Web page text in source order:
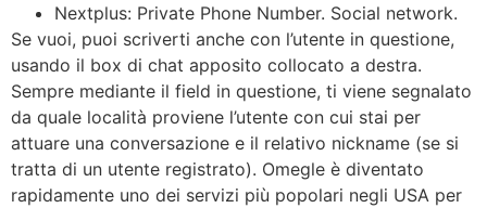
Nextplus: Private Phone Number. Social network.
Se vuoi, puoi scriverti anche con l’utente in questione,
usando il box di chat apposito collocato a destra.
Sempre mediante il field in questione, ti viene segnalato
da quale località proviene l’utente con cui stai per
attuare una conversazione e il relativo nickname (se si
tratta di un utente registrato). Omegle è diventato
rapidamente uno dei servizi più popolari negli USA per